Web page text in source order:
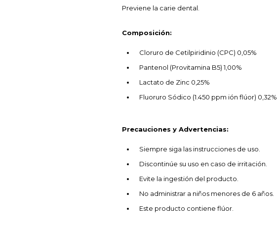
Previene la carie dental.
Composición:
Cloruro de Cetilpiridinio (CPC) 0,05%
Pantenol (Provitamina B5) 1,00%
Lactato de Zinc 0,25%
Fluoruro Sódico (1.450 ppm ión flúor) 0,32%
Precauciones y Advertencias:
Siempre siga las instrucciones de uso.
Discontinúe su uso en caso de irritación.
Evite la ingestión del producto.
No administrar a niños menores de 6 años.
Este producto contiene flúor.